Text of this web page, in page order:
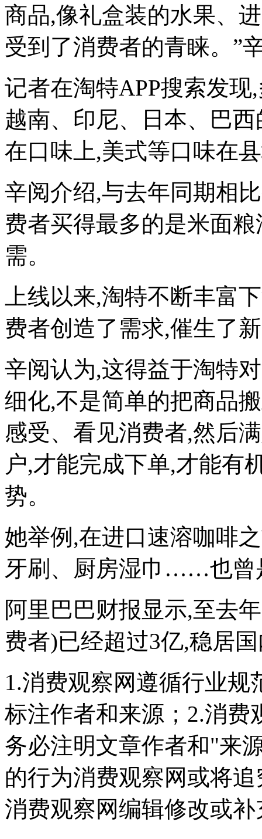
商品,像礼盒装的水果、
受到了消费者的青睐。”
记者在淘特APP搜索发现
越南、印尼、日本、巴
在口味上,美式等口味在
辛阅介绍,与去年同期相
费者买得最多的是米面
需。
上线以来,淘特不断丰富
费者创造了需求,催生了
辛阅认为,这得益于淘特
细化,不是简单的把商品
感受、看见消费者,然后
户,才能完成下单,才能有
势。
她举例,在进口速溶咖啡
牙刷、厨房湿巾……也曾
阿里巴巴财报显示,至去
费者)已经超过3亿,稳居
1.消费观察网遵循行业
标注作者和来源；2.消费
务必注明文章作者和"来
的行为消费观察网或将
消费观察网编辑修改或补